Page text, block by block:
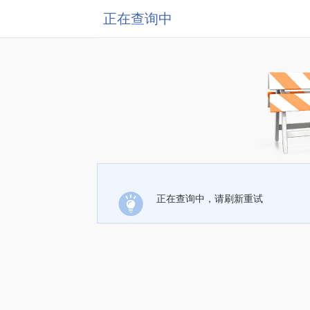
正在查询中
正在查询中，请刷新重试